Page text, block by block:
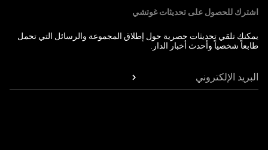
اشترك للحصول على تحديثات غوتشي
يمكنك تلقي تحديثات حصرية حول إطلاق المجموعة والرسائل التي تحمل
طابعاً شخصياً وأحدث أخبار الدار.
البريد الإلكتروني